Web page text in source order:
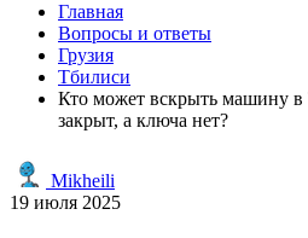
Главная
Вопросы и ответы
Грузия
Тбилиси
Кто может вскрыть машину
закрыт, а ключа нет?
Mikheili
19 июля 2025